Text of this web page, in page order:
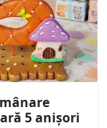
5 anișori